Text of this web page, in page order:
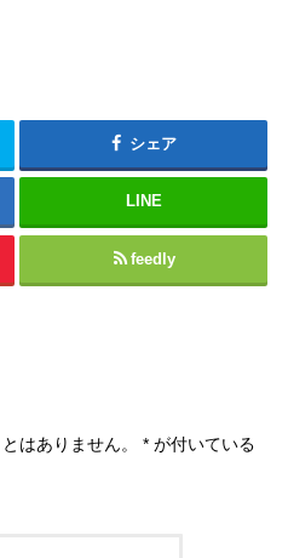
シェア
LINE
feedly
はありません。 * が付いている